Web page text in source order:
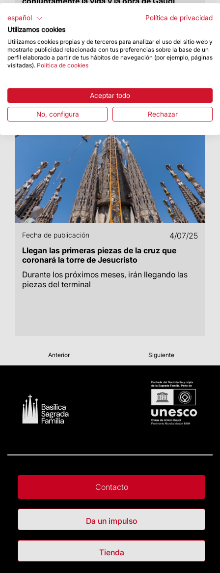
Ha tenido lugar hoy en la Basílica de la Sagrada
Familia
Fecha de publicación
4/07/25
Llegan las primeras piezas de la cruz que
coronará la torre de Jesucristo
Durante los próximos meses, irán llegando las
piezas del terminal
Anterior Siguiente
Contacto
Da un impulso
Tienda
español
Política de privacidad
Utilizamos cookies
Utilizamos cookies propias y de terceros para analizar el uso del sitio web y
mostrarle publicidad relacionada con tus preferencias sobre la base de un
perfil elaborado a partir de tus hábitos de navegación (por ejemplo, páginas
visitadas). Política de cookies
Aceptar todo
No, configura Rechazar